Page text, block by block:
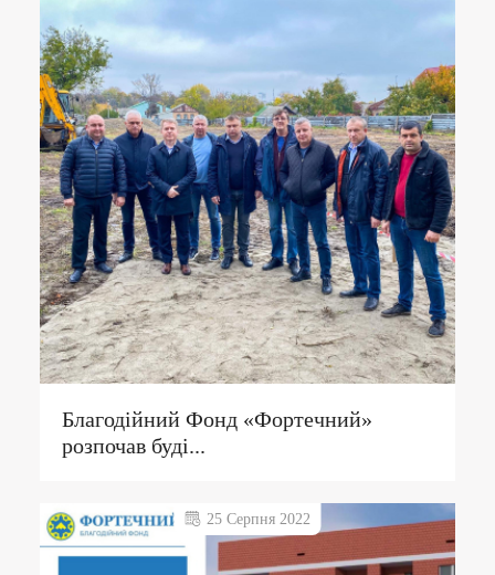
Благодійний Фонд «Фортечний»
розпочав буді...
25 Серпня 2022